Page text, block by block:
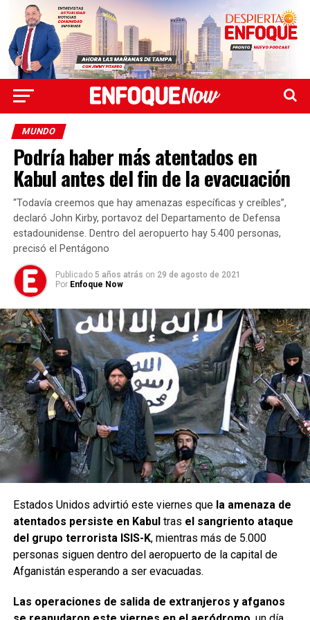
MUNDO
Podría haber más atentados en
Kabul antes del fin de la evacuación
“Todavía creemos que hay amenazas específicas y creíbles”,
declaró John Kirby, portavoz del Departamento de Defensa
estadounidense. Dentro del aeropuerto hay 5.400 personas,
precisó el Pentágono
Publicado 5 años atrás on 29 de agosto de 2021
Por Enfoque Now
Estados Unidos advirtió este viernes que la amenaza de
atentados persiste en Kabul tras el sangriento ataque
del grupo terrorista ISIS-K, mientras más de 5.000
personas siguen dentro del aeropuerto de la capital de
Afganistán esperando a ser evacuadas.
Las operaciones de salida de extranjeros y afganos